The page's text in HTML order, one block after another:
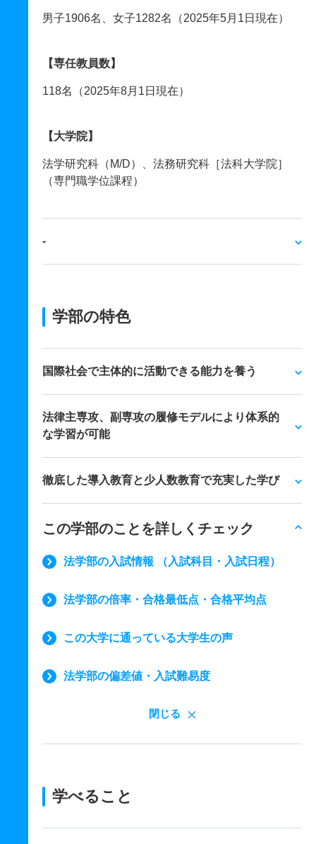
男子1906名、女子1282名（2025年5月1日現在）
【専任教員数】
118名（2025年8月1日現在）
【大学院】
法学研究科（M/D）、法務研究科［法科大学院］
（専門職学位課程）
‐
学部の特色
国際社会で主体的に活動できる能力を養う
法律主専攻、副専攻の履修モデルにより体系的
な学習が可能
徹底した導入教育と少人数教育で充実した学び
この学部のことを詳しくチェック
法学部の入試情報 （入試科目・入試日程）
法学部の倍率・合格最低点・合格平均点
この大学に通っている大学生の声
法学部の偏差値・入試難易度
閉じる
学べること